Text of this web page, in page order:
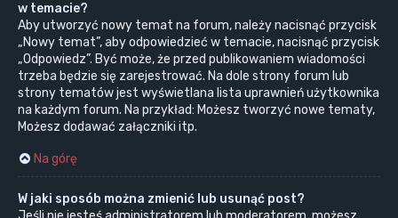
w temacie?
Aby utworzyć nowy temat na forum, należy nacisnąć przycisk
„Nowy temat”, aby odpowiedzieć w temacie, nacisnąć przycisk
„Odpowiedz”. Być może, że przed publikowaniem wiadomości
trzeba będzie się zarejestrować. Na dole strony forum lub
strony tematów jest wyświetlana lista uprawnień użytkownika
na każdym forum. Na przykład: Możesz tworzyć nowe tematy,
Możesz dodawać załączniki itp.
Na górę
W jaki sposób można zmienić lub usunąć post?